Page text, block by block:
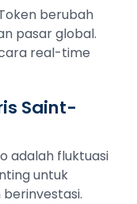
berubah
pasar global.
real-time
Saint-
adalah fluktuasi
untuk